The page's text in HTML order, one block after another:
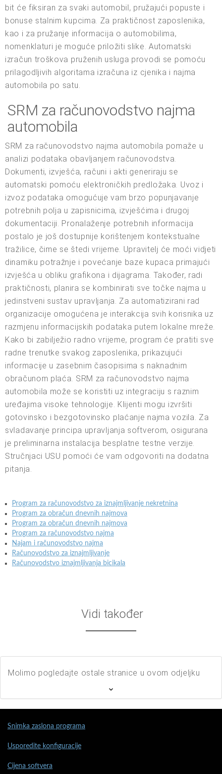
bit će fiksiran za svaki automobil, pružajući popuste i
bonuse stalnim kupcima. Za praktičnost zaposlenika,
kao i za pružanje informacija o automobilima,
nomenklaturi je moguće priložiti slike. Automatski
izračun troškova pruženih usluga provodi se pomoću
prilagodljivih algoritama izračuna iz cjenika i najma
automobila po satu.
SRM za računovodstvo najma
automobila
SRM za računovodstvo najma automobila pomaže u
analizi podataka obavljanjem računovodstva.
Dokumenti, izvješća, računi i akti generiraju se
automatski pomoću elektroničkih predložaka. Uvoz i
izvoz podataka omogućuje vam brzo popunjavanje
potrebnih polja u zapisnicima, izvješćima i drugoj
dokumentaciji. Pronalaženje potrebnih informacija
postalo je još dostupnije korištenjem kontekstualne
tražilice, čime se štedi vrijeme. Upravitelj će moći vidjeti
dinamiku potražnje i povećanje baze kupaca primajući
izvješća u obliku grafikona i dijagrama. Također, radi
praktičnosti, planira se kombinirati sve točke najma u
jedinstveni sustav upravljanja. Za automatizirani rad
organizacije omogućena je interakcija svih korisnika uz
razmjenu informacijskih podataka putem lokalne mreže.
Kako bi zabilježio radno vrijeme, program će pratiti sve
radne trenutke svakog zaposlenika, prikazujući
informacije u zasebnim časopisima s naknadnim
obračunom plaća. SRM za računovodstvo najma
automobila može se koristiti uz integraciju s raznim
uređajima visoke tehnologije. Klijenti mogu izvršiti
gotovinsko i bezgotovinsko plaćanje najma vozila. Za
svladavanje principa upravljanja softverom, osigurana
je preliminarna instalacija besplatne testne verzije.
Stručnjaci USU pomoći će vam odgovoriti na dodatna
pitanja.
Program za računovodstvo za iznajmljivanje nekretnina
Program za obračun dnevnih najmova
Program za obračun dnevnih najmova
Program za računovodstvo najma
Najam i računovodstvo najma
Računovodstvo za iznajmljivanje
Računovodstvo iznajmljivanja bicikala
Vidi također
Molimo pogledajte ostale stranice u ovom odjeljku
Snimka zaslona programa
Usporedite konfiguracije
Cijena softvera